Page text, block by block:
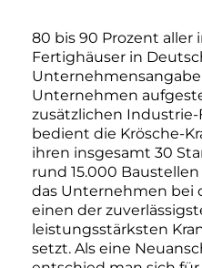
80 bis 90 Prozent
Fertighäuser in
Unternehmen
zusätzlichen
bedient die Krösche-
ihren insgesamt 30
rund 15.000
das Unternehmen bei
einen der
leistungsstärksten
setzt. Als eine